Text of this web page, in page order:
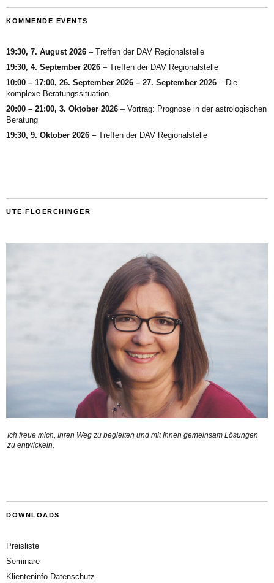
KOMMENDE EVENTS
19:30, 7. August 2026 – Treffen der DAV Regionalstelle
19:30, 4. September 2026 – Treffen der DAV Regionalstelle
10:00 – 17:00, 26. September 2026 – 27. September 2026 – Die
komplexe Beratungssituation
20:00 – 21:00, 3. Oktober 2026 – Vortrag: Prognose in der astrologischen
Beratung
19:30, 9. Oktober 2026 – Treffen der DAV Regionalstelle
UTE FLOERCHINGER
Ich freue mich, Ihren Weg zu begleiten und mit Ihnen gemeinsam Lösungen
zu entwickeln.
DOWNLOADS
Preisliste
Seminare
Klienteninfo Datenschutz